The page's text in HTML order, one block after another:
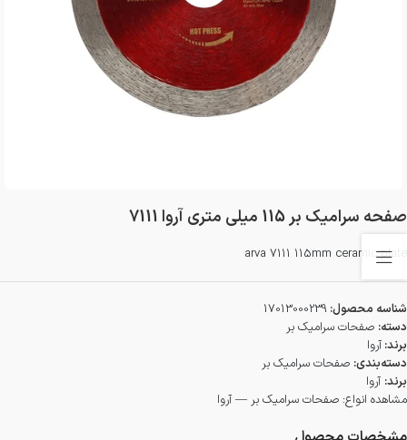
صفحه سرامیک بر 115 میلی متری آروا 7111
arva 7111 115mm ceramic plate
شناسه محصول: 17013000239
دسته: صفحات سرامیک بر
برند: آروا
دسته‌بندی: صفحات سرامیک بر
برند: آروا
مشاهده انواع: صفحات سرامیک بر — آروا